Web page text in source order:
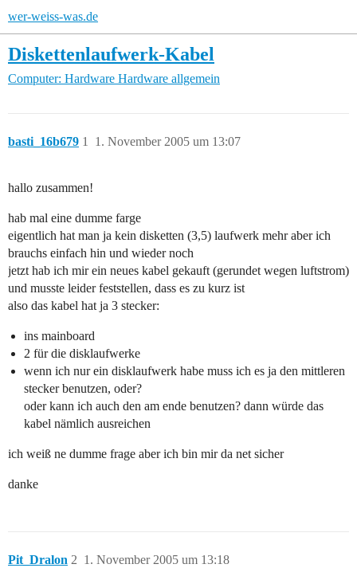
wer-weiss-was.de
Diskettenlaufwerk-Kabel
Computer: Hardware Hardware allgemein
basti_16b679 1. November 2005 um 13:07
1
hallo zusammen!
hab mal eine dumme farge
eigentlich hat man ja kein disketten (3,5) laufwerk mehr aber ich
brauchs einfach hin und wieder noch
jetzt hab ich mir ein neues kabel gekauft (gerundet wegen luftstrom)
und musste leider feststellen, dass es zu kurz ist
also das kabel hat ja 3 stecker:
ins mainboard
2 für die disklaufwerke
wenn ich nur ein disklaufwerk habe muss ich es ja den mittleren
stecker benutzen, oder?
oder kann ich auch den am ende benutzen? dann würde das
kabel nämlich ausreichen
ich weiß ne dumme frage aber ich bin mir da net sicher
danke
Pit_Dralon 1. November 2005 um 13:18
2